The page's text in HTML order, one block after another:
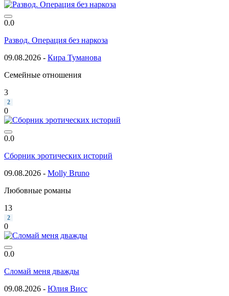
0.0
Развод. Операция без наркоза
09.08.2026 - Кира Туманова
Семейные отношения
3
2
0
0.0
Сборник эротических историй
09.08.2026 - Molly Bruno
Любовные романы
13
2
0
0.0
Сломай меня дважды
09.08.2026 - Юлия Висс